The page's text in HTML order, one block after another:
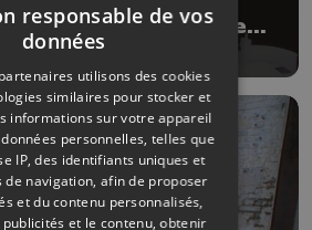
: 20 ans de musique...
responsable de vos
données
utilisons des cookies
similaires pour stocker et
informations sur votre appareil
personnelles, telles que
IP, des identifiants uniques et
de navigation, afin de proposer
et du contenu personnalisés,
et le contenu, obtenir